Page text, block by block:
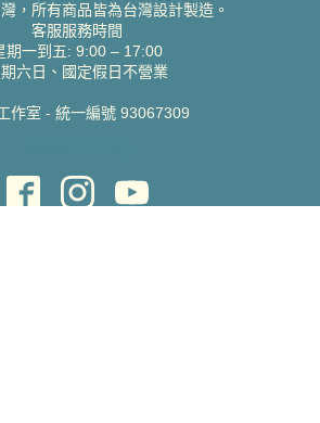
，所有商品皆為台灣設計製造。
客服服務時間
期一到五: 9:00 – 17:00
六日、國定假日不營業
作室 - 統一編號 93067309